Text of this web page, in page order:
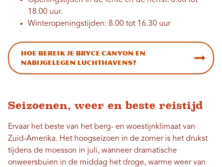
18.00 uur.
Winteropeningstijden: 8.00 tot 16.30 uur
Hoe bereik je Bryce Canyon en
nabijgelegen luchthavens?
Seizoenen, weer en beste reistijd
Ervaar het beste van het berg- en woestijnklimaat van
Zuid-Amerika. Het hoogseizoen in de zomer is het drukst
tijdens de moesson in juli, wanneer dramatische
onweersbuien in de middag het droge, warme weer van